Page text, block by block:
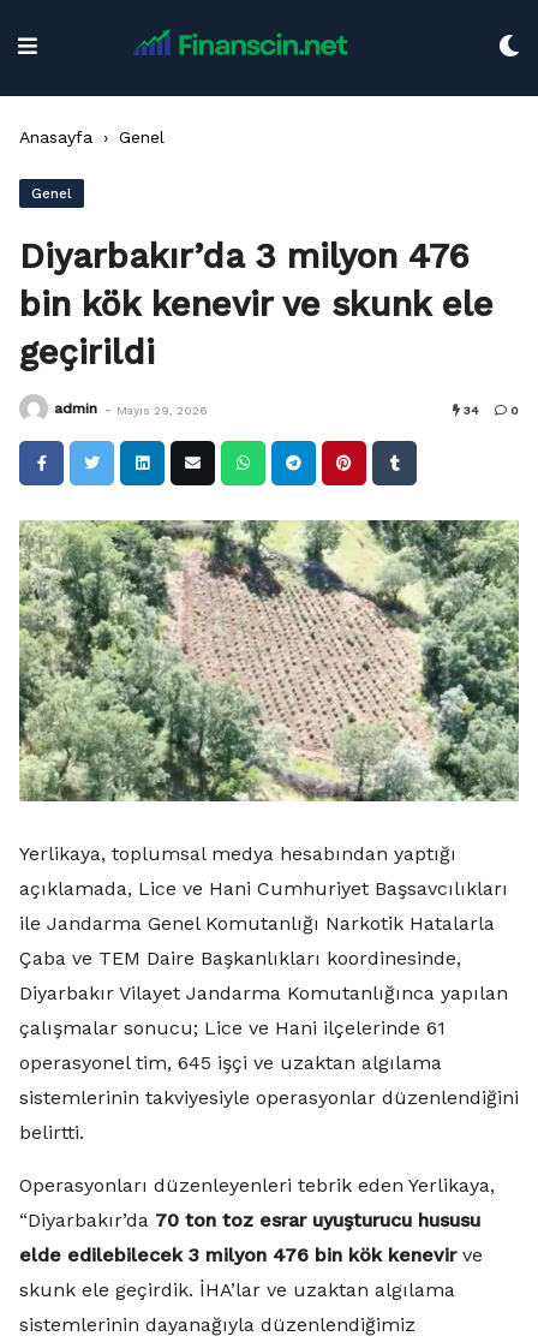
Anasayfa › Genel
Genel
Diyarbakır’da 3 milyon 476
bin kök kenevir ve skunk ele
geçirildi
admin - Mayıs 29, 2026 34 0
Yerlikaya, toplumsal medya hesabından yaptığı
açıklamada, Lice ve Hani Cumhuriyet Başsavcılıkları
ile Jandarma Genel Komutanlığı Narkotik Hatalarla
Çaba ve TEM Daire Başkanlıkları koordinesinde,
Diyarbakır Vilayet Jandarma Komutanlığınca yapılan
çalışmalar sonucu; Lice ve Hani ilçelerinde 61
operasyonel tim, 645 işçi ve uzaktan algılama
sistemlerinin takviyesiyle operasyonlar düzenlendiğini
belirtti.
Operasyonları düzenleyenleri tebrik eden Yerlikaya,
“Diyarbakır’da 70 ton toz esrar uyuşturucu hususu
elde edilebilecek 3 milyon 476 bin kök kenevirve
skunk ele geçirdik. İHA’lar ve uzaktan algılama
sistemlerinin dayanağıyla düzenlendiğimiz